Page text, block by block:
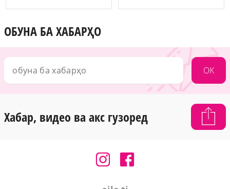
ОБУНА БА ХАБАРҲО
OK
Хабар, видео ва акс гузоред